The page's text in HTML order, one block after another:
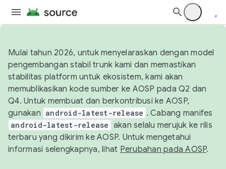
Mulai tahun 2026, untuk menyelaraskan dengan model
pengembangan stabil trunk kami dan memastikan
stabilitas platform untuk ekosistem, kami akan
memublikasikan kode sumber ke AOSP pada Q2 dan
Q4. Untuk membuat dan berkontribusi ke AOSP,
gunakan android-latest-release . Cabang manifes
android-latest-release akan selalu merujuk ke rilis
terbaru yang dikirim ke AOSP. Untuk mengetahui
informasi selengkapnya, lihat Perubahan pada AOSP.